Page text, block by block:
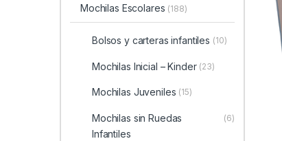
Mochilas Escolares (188)
Bolsos y carteras infantiles (10)
Mochilas Inicial – Kinder (23)
Mochilas Juveniles (15)
Mochilas sin Ruedas
Infantiles
(6)